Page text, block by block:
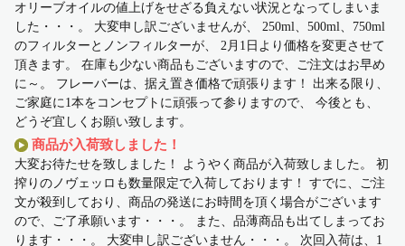
オリーブオイルの値上げをせざる負えない状況となってしまいま
した・・・。 大変申し訳ございませんが、 250ml、500ml、750ml
のフィルターとノンフィルターが、 2月1日より価格を変更させて
頂きます。 在庫も少ない商品もございますので、ご注文はお早め
に～。 フレーバーは、据え置き価格で頑張ります！ 出来る限り、
ご家庭に1本をコンセプトに頑張って参りますので、 今後とも、
どうぞ宜しくお願い致します。
商品が入荷致しました！
大変お待たせを致しました！ ようやく商品が入荷致しました。 初
搾りのノヴェッロも数量限定で入荷しております！ すでに、ご注
文が殺到しており、商品の発送にお時間を頂く場合がございます
ので、ご了承願います・・・。 また、品薄商品も出てしまってお
ります・・・。 大変申し訳ございません・・・。 次回入荷は、1